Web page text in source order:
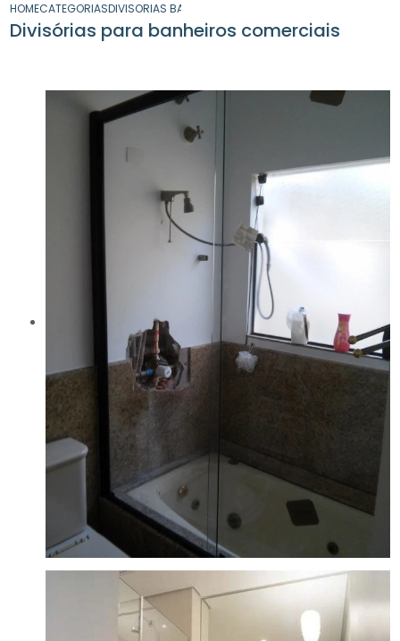
HOMECATEGORIASDIVISORIAS BANHEIROS COMERCIAIS
Divisórias para banheiros comerciais